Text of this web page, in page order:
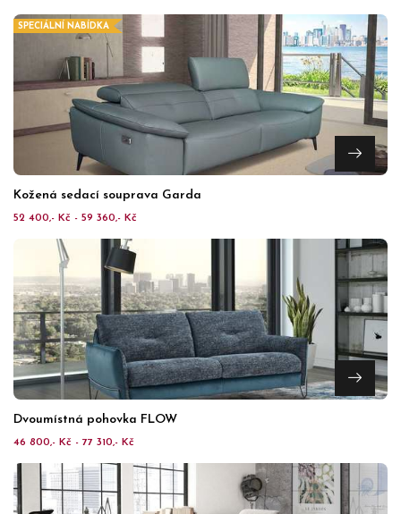
SPECIÁLNÍ NABÍDKA
Kožená sedací souprava Garda
52 400,- Kč - 59 360,- Kč
Dvoumístná pohovka FLOW
46 800,- Kč - 77 310,- Kč